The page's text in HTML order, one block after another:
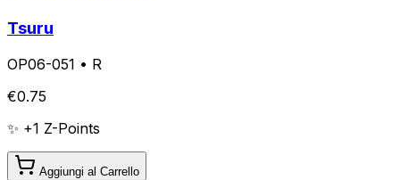
Tsuru
OP06-051 • R
€0.75
✨ +1 Z-Points
Aggiungi al Carrello